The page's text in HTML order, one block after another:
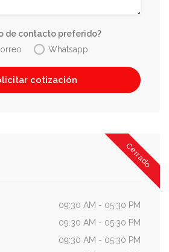
de contacto preferido?
Whatsapp
Cerrado
09:30 AM - 05:30 PM
09:30 AM - 05:30 PM
09:30 AM - 05:30 PM